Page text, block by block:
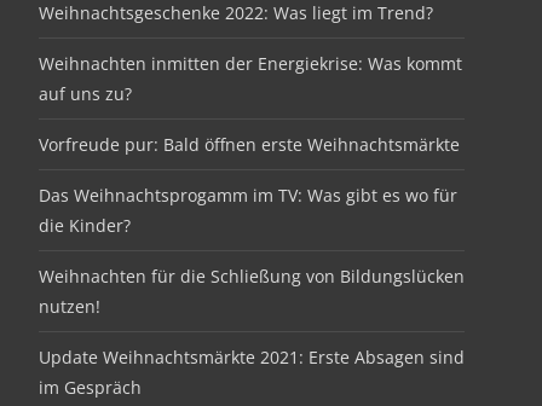
Weihnachtsgeschenke 2022: Was liegt im Trend?
Weihnachten inmitten der Energiekrise: Was kommt
auf uns zu?
Vorfreude pur: Bald öffnen erste Weihnachtsmärkte
Das Weihnachtsprogamm im TV: Was gibt es wo für
die Kinder?
Weihnachten für die Schließung von Bildungslücken
nutzen!
Update Weihnachtsmärkte 2021: Erste Absagen sind
im Gespräch